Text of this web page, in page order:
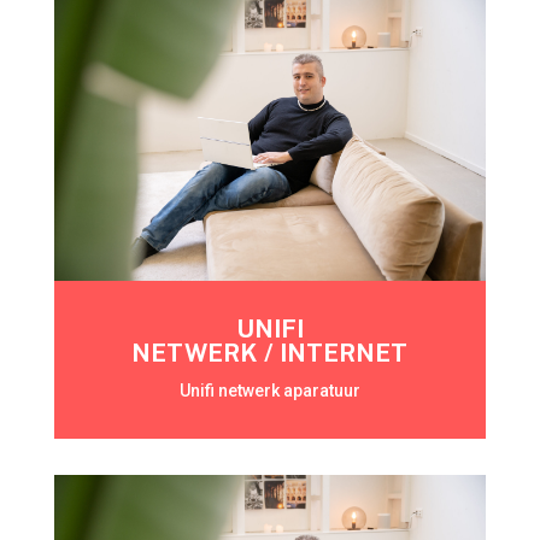
UNIFI
NETWERK / INTERNET
Unifi netwerk aparatuur